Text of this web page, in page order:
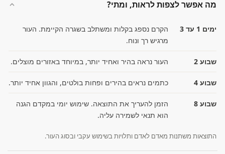
מה אפשר לצפות לראות, ומתי?
ימים 1 עד 3
הקרם נספג בקלות ומשתלב בשגרה הקיימת. העור
מרגיש רך ונוח.
שבוע 2 העור נראה בהיר ואחיד יותר, במיוחד באזורים מוצלים.
שבוע 4 כתמים נראים בהירים ופחות בולטים, והגוון אחיד יותר.
שבוע 8
הזמן להעריך את התוצאה. שימוש יומי במקדם הגנה
הוא תנאי לשמירה עליה.
התוצאות משתנות מאדם לאדם ותלויות בשימוש עקבי ובסוג העור.